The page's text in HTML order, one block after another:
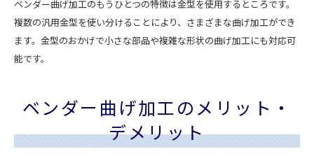
ベンダー曲げ加工のもうひとつの特徴は金型を使用するところです。
複数の汎用金型を使い分けることにより、さまざまな曲げ加工ができ
ます。金型のおかげで小さな部品や複雑な形状の曲げ加工にも対応可
能です。
ベンダー曲げ加工のメリット・
デメリット